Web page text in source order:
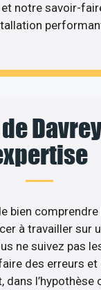
notre savoir-
bien
à travailler sur
ne suivez pas
des erreurs et
l’hypothèse